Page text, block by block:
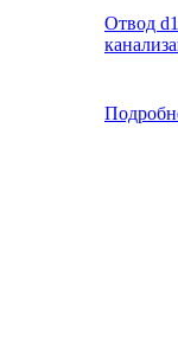
Отвод